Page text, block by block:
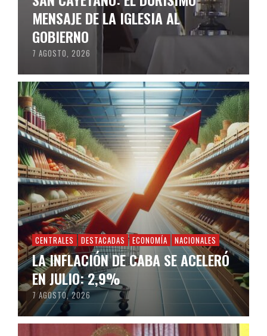
MENSAJE DE LA IGLESIA AL
GOBIERNO
7 AGOSTO, 2026
CENTRALES DESTACADAS ECONOMÍA NACIONALES
LA INFLACIÓN DE CABA SE ACELERÓ
EN JULIO: 2,9%
7 AGOSTO, 2026